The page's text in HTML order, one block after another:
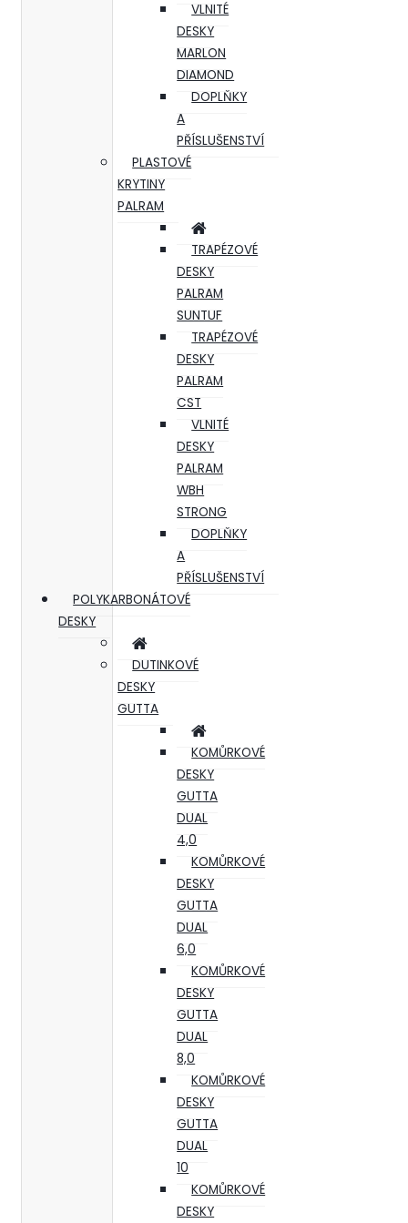
VLNITÉ
DESKY
MARLON
DIAMOND
DOPLŇKY
A
PŘÍSLUŠENSTVÍ
PLASTOVÉ
KRYTINY
PALRAM
TRAPÉZOVÉ
DESKY
PALRAM
SUNTUF
TRAPÉZOVÉ
DESKY
PALRAM
CST
VLNITÉ
DESKY
PALRAM
WBH
STRONG
DOPLŇKY
A
PŘÍSLUŠENSTVÍ
POLYKARBONÁTOVÉ
DESKY
DUTINKOVÉ
DESKY
GUTTA
KOMŮRKOVÉ
DESKY
GUTTA
DUAL
4,0
KOMŮRKOVÉ
DESKY
GUTTA
DUAL
6,0
KOMŮRKOVÉ
DESKY
GUTTA
DUAL
8,0
KOMŮRKOVÉ
DESKY
GUTTA
DUAL
10
KOMŮRKOVÉ
DESKY